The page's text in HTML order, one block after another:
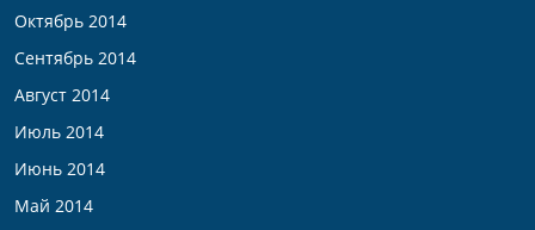
Октябрь 2014
Сентябрь 2014
Август 2014
Июль 2014
Июнь 2014
Май 2014